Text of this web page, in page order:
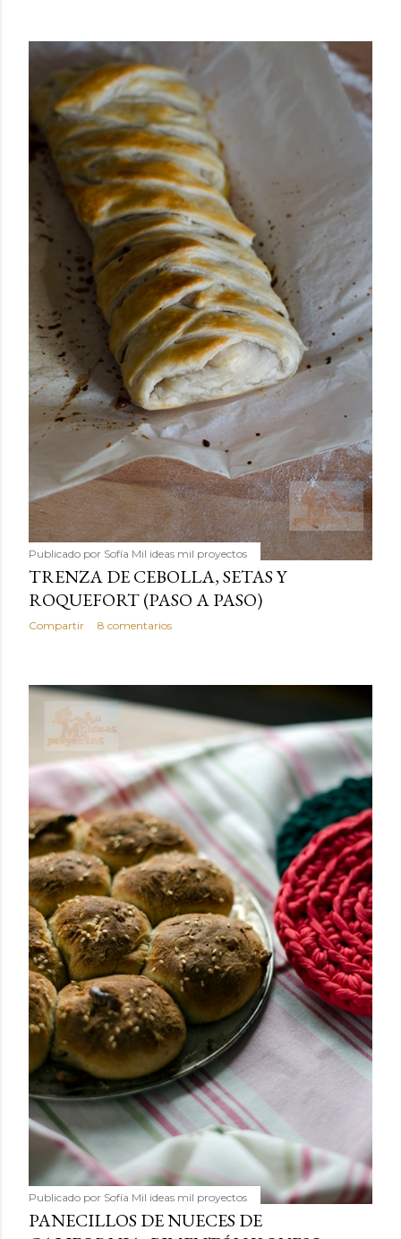
Publicado por Sofía Mil ideas mil proyectos
TRENZA DE CEBOLLA, SETAS Y
ROQUEFORT (PASO A PASO)
Compartir 8 comentarios
Publicado por Sofía Mil ideas mil proyectos
PANECILLOS DE NUECES DE